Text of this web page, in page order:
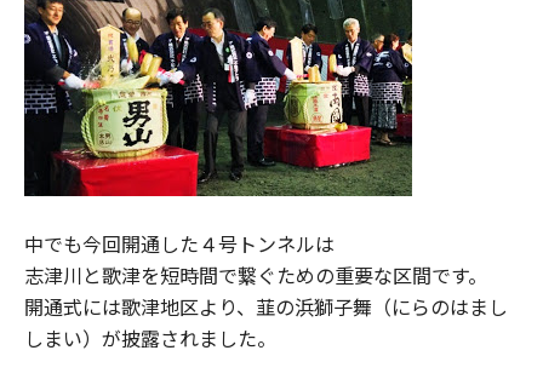
中でも今回開通した４号トンネルは
志津川と歌津を短時間で繋ぐための重要な区間です。
開通式には歌津地区より、韮の浜獅子舞（にらのはまし
しまい）が披露されました。